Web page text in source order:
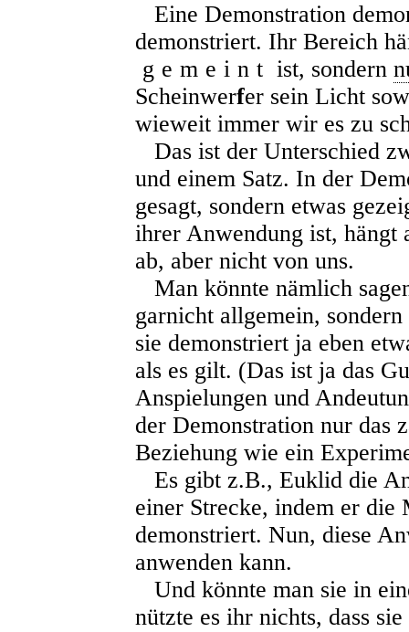
Eine Demonstration
demonstriert. Ihr Bereich
gemeint ist, sondern
Scheinwerfer sein Licht
wieweit immer wir es zu
Das ist der Unterschied
und einem Satz. In der
gesagt, sondern etwas
ihrer Anwendung ist, hängt
ab, aber nicht von uns.
Man könnte nämlich
garnicht allgemein,
sie demonstriert ja eben
als es gilt. (Das ist ja das
Anspielungen und
der Demonstration nur das
Beziehung wie ein
Es gibt z.B., Euklid die
einer Strecke, indem er die
demonstriert. Nun, diese
anwenden kann.
Und könnte man sie in
nützte es ihr nichts, dass